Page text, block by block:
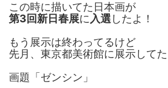
この時に描いてた日本画が
第3回新日春展に 入選 したよ！
もう展示は終わってるけど
先月、東京都美術館に展示してた
画題「ゼンシン」